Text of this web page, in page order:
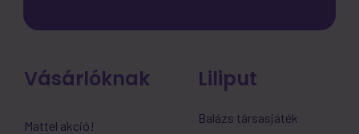
Vásárlóknak
Mattel akció!
Liliput
Balázs társasjáték